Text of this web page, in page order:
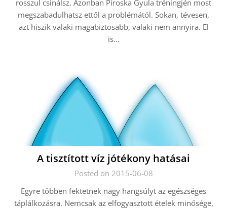
rosszul csinálsz. Azonban Piroska Gyula tréningjén most
megszabadulhatsz ettől a problémától. Sokan, tévesen,
azt hiszik valaki magabiztosabb, valaki nem annyira. El
is…
A tisztított víz jótékony hatásai
Posted on 2015-06-08
Egyre többen fektetnek nagy hangsúlyt az egészséges
táplálkozásra. Nemcsak az elfogyasztott ételek minősége,